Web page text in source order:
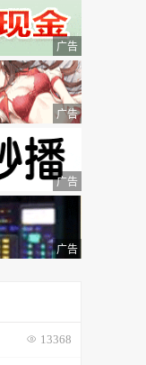
广告
广告
广告
广告
13368